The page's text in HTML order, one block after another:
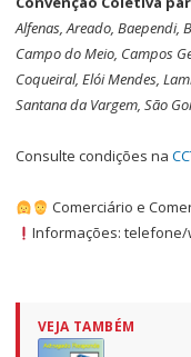
Alfenas, Areado, Baependi,
Campo do Meio, Campos
Coqueiral, Elói Mendes,
Santana da Vargem, São
Consulte condições na
Comerciário e
Informações: telefone/
VEJA TAMBÉM